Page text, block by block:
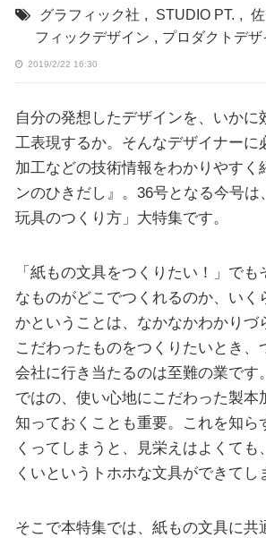
グラフィック社 , STUDIO PT. ,
フィックデザイン , プロダクトデザ
2019/2/22 16:30
自分の発想したデザインを、いかに
工表現するか。そんなデザイナーに
加工などの技術情報をわかりやすく
ンのひきだし』。36号となる今号は
玩具のつくり方」大特集です。
「紙もの文具をつくりたい！」で
なものがどこでつくれるのか、いく
かということは、なかなかわかりづ
こだわったものをつくりたいとき、
会社に行き当たるのは至難の業です
ではの、使い心地にこだわった製本
知っておくことも重要。これを知ら
くってしまうと、見栄えはよくても
くいというトホホな文具ができてし
そこで本特集では、紙もの文具に共